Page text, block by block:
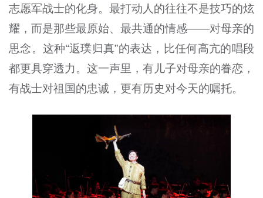
志愿军战士的化身。最打动人的往往不是技巧的炫
耀，而是那些最原始、最共通的情感——对母亲的
思念。这种“返璞归真”的表达，比任何高亢的唱段
都更具穿透力。这一声里，有儿子对母亲的眷恋，
有战士对祖国的忠诚，更有历史对今天的嘱托。